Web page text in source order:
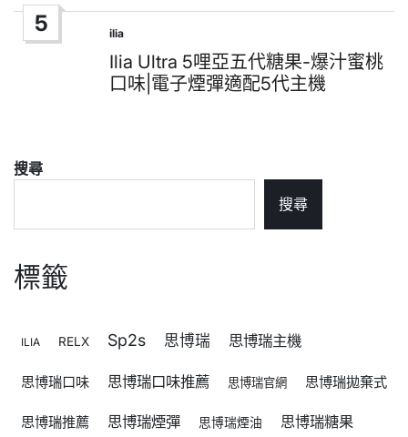
5
Posted
in
ilia
Ilia Ultra 5哩亞五代糖果-爆汁蜜桃
口味|電子煙彈適配5代主機
搜尋
搜尋
標籤
ILIA RELX Sp2s 思博瑞 思博瑞主機
思博瑞口味 思博瑞口味推薦 思博瑞官網 思博瑞拋棄式
思博瑞推薦 思博瑞煙彈 思博瑞煙油 思博瑞糖果